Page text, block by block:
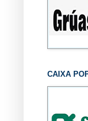
CAIXA